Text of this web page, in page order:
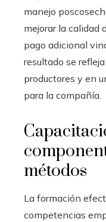
manejo
mejorar la calidad
pago adicional
resultado se
productores y en
para la compañía.
métodos
La formación
competencias